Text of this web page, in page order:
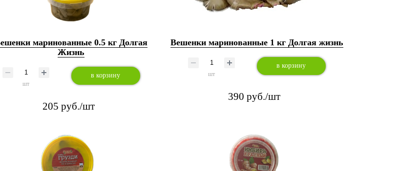
маринованные 0.5 кг Долгая
Жизнь
шт
в корзину
205 руб./шт
Вешенки маринованные 1 кг Долгая жизнь
шт
в корзину
390 руб./шт